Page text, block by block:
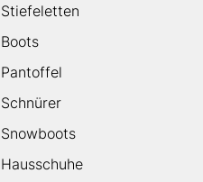
Stiefeletten
Boots
Pantoffel
Schnürer
Snowboots
Hausschuhe